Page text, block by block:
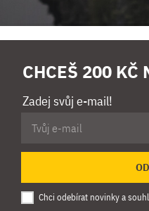
CHCEŠ 200 KČ
Zadej svůj e-mail!
Chci odebírat novinky a